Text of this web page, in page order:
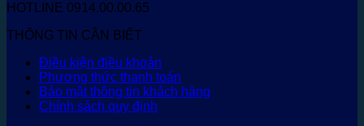
HOTLINE 0914.00.00.65
THÔNG TIN CẦN BIẾT
Điều kiện điều khoản
Phương thức thanh toán
Bảo mật thông tin khách hàng
Chính sách quy định